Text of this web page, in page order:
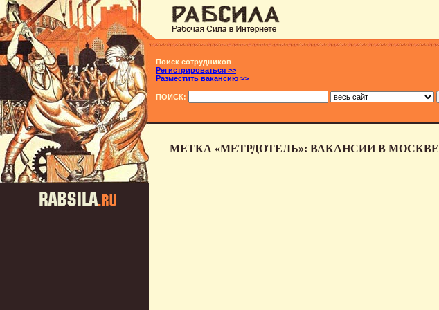
Поиск сотрудников
Регистрироваться >>
Разместить вакансию >>
ПОИСК:
МЕТКА «МЕТРДОТЕЛЬ»: ВАКАНСИИ В МОСКВЕ